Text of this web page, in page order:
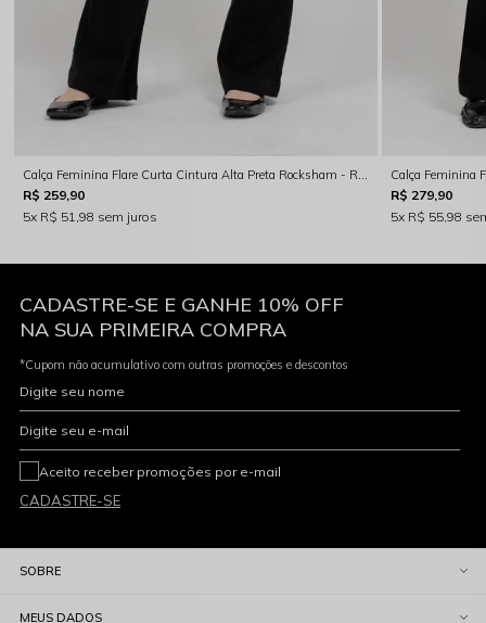
Calça Feminina Flare Curta Cintura Alta Preta Rocksham - RS00030-20003
R$ 259,90
5x R$ 51,98 sem juros
R$ 279,90
5x R$ 55,98
CADASTRE-SE E GANHE 10% OFF
NA SUA PRIMEIRA COMPRA
*Cupom não acumulativo com outras promoções e descontos
Digite seu nome
Digite seu e-mail
CADASTRE-SE
Aceito receber promoções por e-mail
SOBRE
MEUS DADOS